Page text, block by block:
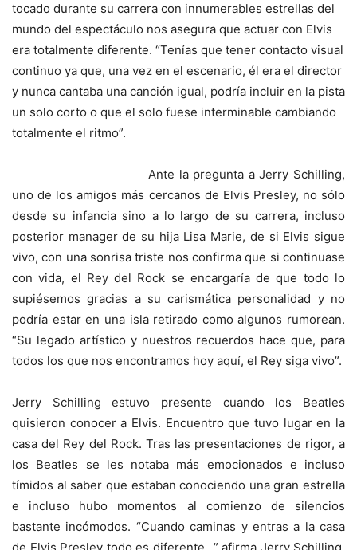
tocado durante su carrera con innumerables estrellas del
mundo del espectáculo nos asegura que actuar con Elvis
era totalmente diferente. “Tenías que tener contacto visual
continuo ya que, una vez en el escenario, él era el director
y nunca cantaba una canción igual, podría incluir en la pista
un solo corto o que el solo fuese interminable cambiando
totalmente el ritmo”.
Ante la pregunta a Jerry Schilling,
uno de los amigos más cercanos de Elvis Presley, no sólo
desde su infancia sino a lo largo de su carrera, incluso
posterior manager de su hija Lisa Marie, de si Elvis sigue
vivo, con una sonrisa triste nos confirma que si continuase
con vida, el Rey del Rock se encargaría de que todo lo
supiésemos gracias a su carismática personalidad y no
podría estar en una isla retirado como algunos rumorean.
“Su legado artístico y nuestros recuerdos hace que, para
todos los que nos encontramos hoy aquí, el Rey siga vivo”.
Jerry Schilling estuvo presente cuando los Beatles
quisieron conocer a Elvis. Encuentro que tuvo lugar en la
casa del Rey del Rock. Tras las presentaciones de rigor, a
los Beatles se les notaba más emocionados e incluso
tímidos al saber que estaban conociendo una gran estrella
e incluso hubo momentos al comienzo de silencios
bastante incómodos. “Cuando caminas y entras a la casa